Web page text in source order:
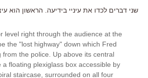
שני דברים לכדו את עיניי בידיעה. הראשון הוא
level right through the audience at the
the "lost highway" down which Fred
from the police. Up above its central
a floating plexiglass box accessible by
staircase, surrounded on all four